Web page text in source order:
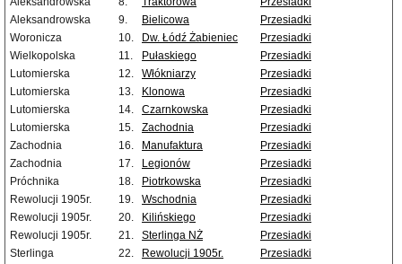
Aleksandrowska
9. Bielicowa
Przesiadki
Woronicza
10. Dw. Łódź Żabieniec
Przesiadki
Wielkopolska
11. Pułaskiego
Przesiadki
Lutomierska
12. Włókniarzy
Przesiadki
Lutomierska
13. Klonowa
Przesiadki
Lutomierska
14. Czarnkowska
Przesiadki
Lutomierska
15. Zachodnia
Przesiadki
Zachodnia
16. Manufaktura
Przesiadki
Zachodnia
17. Legionów
Przesiadki
Próchnika
18. Piotrkowska
Przesiadki
Rewolucji 1905r.
19. Wschodnia
Przesiadki
Rewolucji 1905r.
20. Kilińskiego
Przesiadki
Rewolucji 1905r.
21. Sterlinga NŻ
Przesiadki
Sterlinga
22. Rewolucji 1905r.
Przesiadki